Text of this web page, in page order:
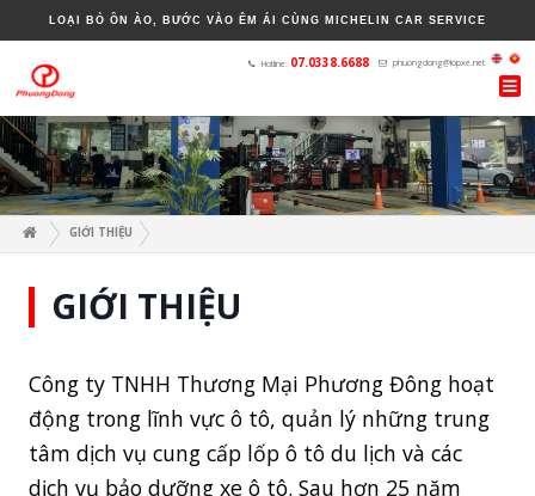
LOẠI BỎ ỒN ÀO, BƯỚC VÀO ÊM ÁI CÙNG MICHELIN CAR SERVICE
GIỚI THIỆU
Công ty TNHH Thương Mại Phương Đông hoạt
động trong lĩnh vực ô tô, quản lý những trung
tâm dịch vụ cung cấp lốp ô tô du lịch và các